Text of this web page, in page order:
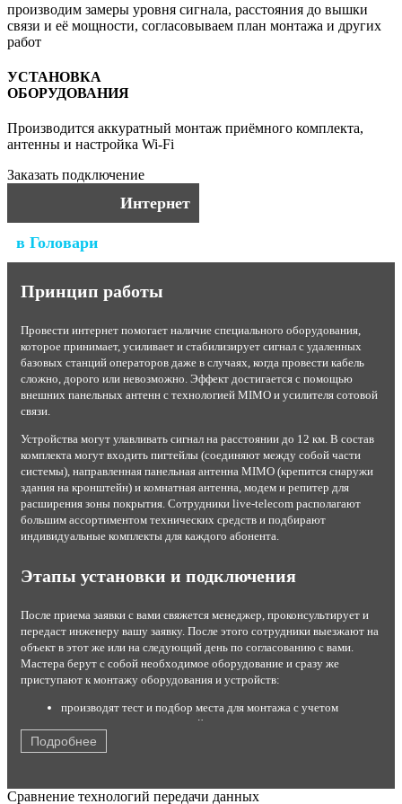
производим замеры уровня сигнала, расстояния до вышки
связи и её мощности, согласовываем план монтажа и других
работ
УСТАНОВКА
ОБОРУДОВАНИЯ
Производится аккуратный монтаж приёмного комплекта,
антенны и настройка Wi-Fi
Заказать подключение
Интернет
в Головари
Принцип работы
Провести интернет помогает наличие специального оборудования,
которое принимает, усиливает и стабилизирует сигнал с удаленных
базовых станций операторов даже в случаях, когда провести кабель
сложно, дорого или невозможно. Эффект достигается с помощью
внешних панельных антенн с технологией MIMO и усилителя сотовой
связи.
Устройства могут улавливать сигнал на расстоянии до 12 км. В состав
комплекта могут входить пигтейлы (соединяют между собой части
системы), направленная панельная антенна MIMO (крепится снаружи
здания на кронштейн) и комнатная антенна, модем и репитер для
расширения зоны покрытия. Сотрудники live-telecom располагают
большим ассортиментом технических средств и подбирают
индивидуальные комплекты для каждого абонента.
Этапы установки и подключения
После приема заявки с вами свяжется менеджер, проконсультирует и
передаст инженеру вашу заявку. После этого сотрудники выезжают на
объект в этот же или на следующий день по согласованию с вами.
Мастера берут с собой необходимое оборудование и сразу же
приступают к монтажу оборудования и устройств:
производят тест и подбор места для монтажа с учетом
результатов теста и условий эксплуатации;
устанавливают комплект на стену или крышу;
настраивают максимальный прием сигнала от станции;
кодируют канал от постороннего вмешательства;
Подробнее
Сравнение технологий передачи данных